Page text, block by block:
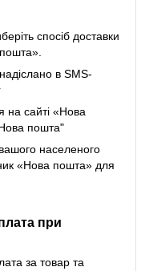
спосіб доставки
в SMS-
на сайті «Нова
пошта"
населеного
«Нова пошта» для
при
за товар та